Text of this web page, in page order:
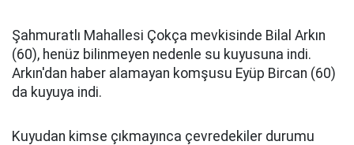
Şahmuratlı Mahallesi Çokça mevkisinde Bilal Arkın
(60), henüz bilinmeyen nedenle su kuyusuna indi.
Arkın'dan haber alamayan komşusu Eyüp Bircan (60)
da kuyuya indi.
Kuyudan kimse çıkmayınca çevredekiler durumu